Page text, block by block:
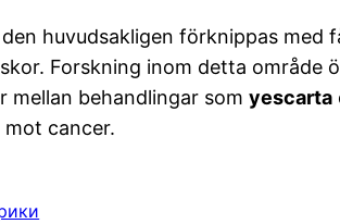
huvudsakligen förknippas
Forskning inom detta
mellan behandlingar somyescarta
cancer.